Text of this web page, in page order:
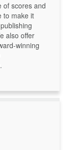
of scores and
to make it
also offer
winning